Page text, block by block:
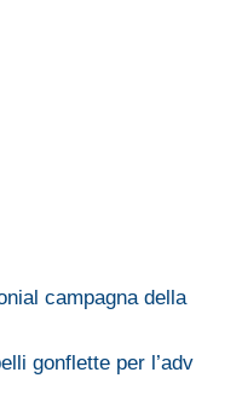
campagna della
gonflette per l’adv